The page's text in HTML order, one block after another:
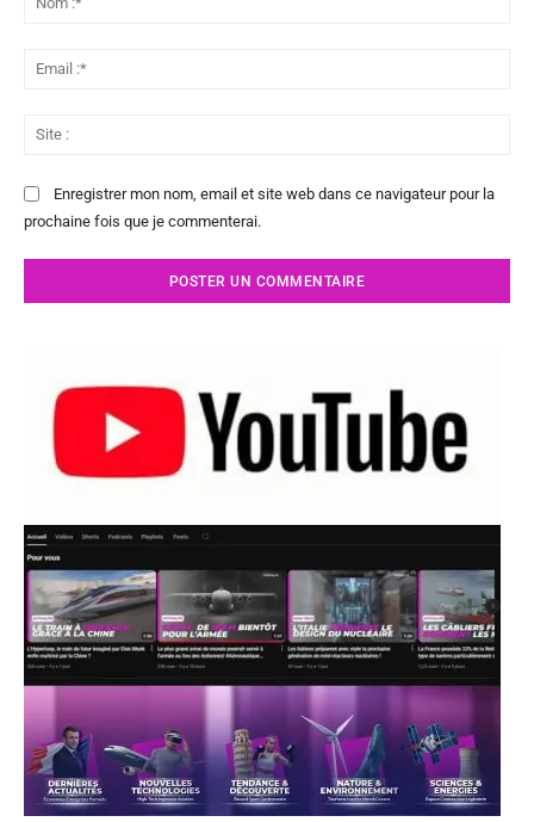
Enregistrer mon nom, email et site web dans ce navigateur pour la
prochaine fois que je commenterai.